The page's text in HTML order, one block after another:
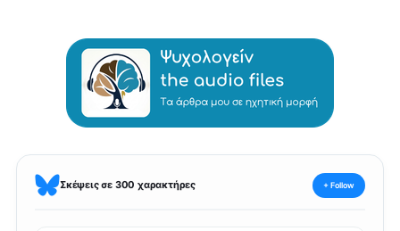
Σκέψεις σε 300 χαρακτήρες + Follow